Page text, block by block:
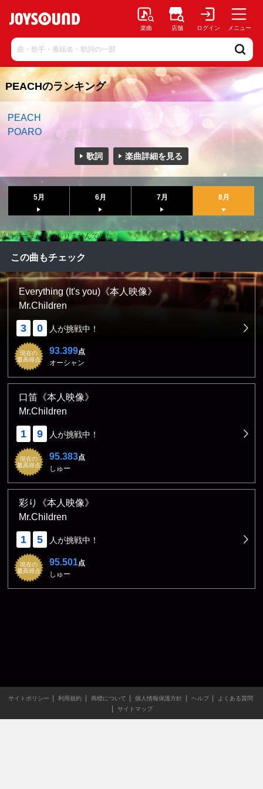
楽曲 店舗 ログイン メニュー
PEACHのランキング
PEACH
POARO
歌詞 楽曲詳細を見る
5月 6月 7月 8月
該当データが見つかりませんでした。
この曲もチェック
Everything (It's you)《本人映像》
Mr.Children
3 0 人が挑戦中！
現在の
最高得点
93.399点
オーシャン
口笛《本人映像》
Mr.Children
1 9 人が挑戦中！
現在の
最高得点
95.383点
しゅー
彩り《本人映像》
Mr.Children
1 5 人が挑戦中！
現在の
最高得点
95.501点
しゅー
サイトポリシー 利用規約 商標について 個人情報保護方針 ヘルプ
よくある質問
サイトマップ